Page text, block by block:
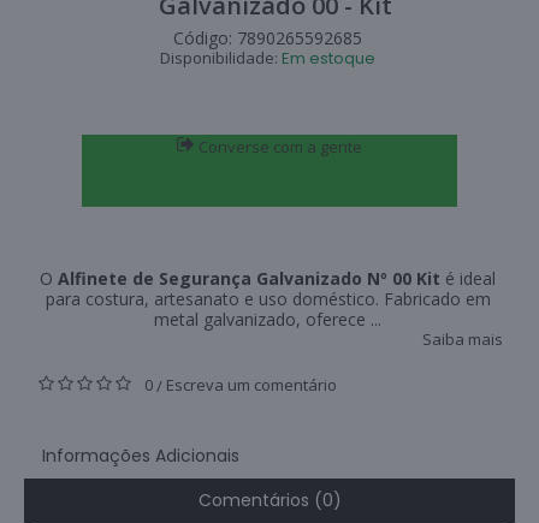
Código: 7890265592685
Disponibilidade: Em estoque
Converse com a gente
O Alfinete de Segurança Galvanizado Nº 00 Kit é ideal
para costura, artesanato e uso doméstico. Fabricado em
metal galvanizado, oferece ...
Saiba mais
0 / Escreva um comentário
Informações Adicionais
Comentários (0)